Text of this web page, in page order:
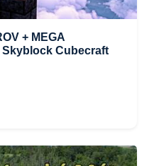
+ MEGA
Skyblock Cubecraft